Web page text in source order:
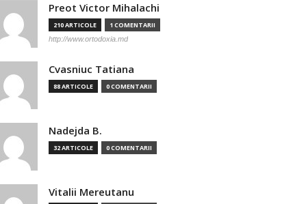
Preot Victor Mihalachi
210 ARTICOLE 1 COMENTARII
http://www.ortodoxia.md
Cvasniuc Tatiana
88 ARTICOLE 0 COMENTARII
Nadejda B.
32 ARTICOLE 0 COMENTARII
Vitalii Mereutanu